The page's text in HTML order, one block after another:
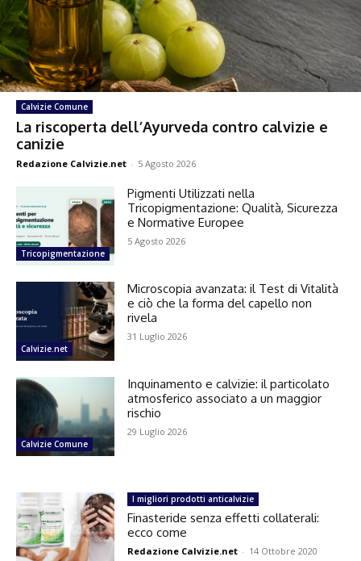
Calvizie Comune
La riscoperta dell’Ayurveda contro calvizie e
canizie
Redazione Calvizie.net - 5 Agosto 2026
Tricopigmentazione
Pigmenti Utilizzati nella
Tricopigmentazione: Qualità, Sicurezza
e Normative Europee
5 Agosto 2026
Calvizie.net
Microscopia avanzata: il Test di Vitalità
e ciò che la forma del capello non
rivela
31 Luglio 2026
Calvizie Comune
Inquinamento e calvizie: il particolato
atmosferico associato a un maggior
rischio
29 Luglio 2026
I migliori prodotti anticalvizie
Finasteride senza effetti collaterali:
ecco come
Redazione Calvizie.net - 14 Ottobre 2020